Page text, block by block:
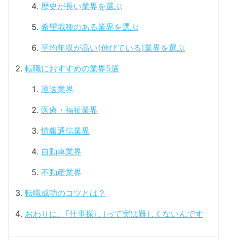
歴史が長い業界を選ぶ
希望職種のある業界を選ぶ
平均年収が高い(伸びている)業界を選ぶ
転職におすすめの業界5選
運送業界
医療・福祉業界
情報通信業界
自動車業界
不動産業界
転職成功のコツとは？
おわりに、｢仕事探し｣って実は難しくないんです